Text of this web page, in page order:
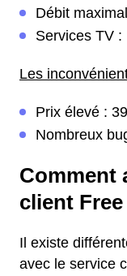
Débit
Services TV
Les
Prix élevé :
Nombreux
Comment
client Free
Il existe
avec le service